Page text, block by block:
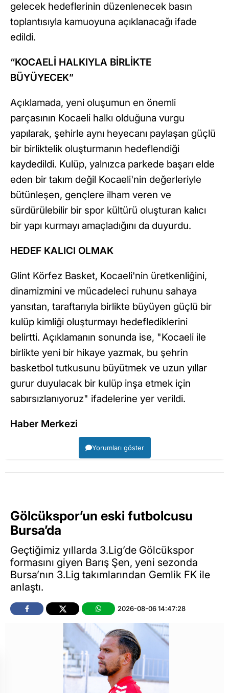
gelecek hedeflerinin düzenlenecek basın
toplantısıyla kamuoyuna açıklanacağı ifade
edildi.
“KOCAELİ HALKIYLA BİRLİKTE
BÜYÜYECEK”
Açıklamada, yeni oluşumun en önemli
parçasının Kocaeli halkı olduğuna vurgu
yapılarak, şehirle aynı heyecanı paylaşan güçlü
bir birliktelik oluşturmanın hedeflendiği
kaydedildi. Kulüp, yalnızca parkede başarı elde
eden bir takım değil Kocaeli'nin değerleriyle
bütünleşen, gençlere ilham veren ve
sürdürülebilir bir spor kültürü oluşturan kalıcı
bir yapı kurmayı amaçladığını da duyurdu.
HEDEF KALICI OLMAK
Glint Körfez Basket, Kocaeli'nin üretkenliğini,
dinamizmini ve mücadeleci ruhunu sahaya
yansıtan, taraftarıyla birlikte büyüyen güçlü bir
kulüp kimliği oluşturmayı hedeflediklerini
belirtti. Açıklamanın sonunda ise, "Kocaeli ile
birlikte yeni bir hikaye yazmak, bu şehrin
basketbol tutkusunu büyütmek ve uzun yıllar
gurur duyulacak bir kulüp inşa etmek için
sabırsızlanıyoruz" ifadelerine yer verildi.
Haber Merkezi
Yorumları göster
Gölcükspor’un eski futbolcusu
Bursa’da
Geçtiğimiz yıllarda 3.Lig’de Gölcükspor
formasını giyen Barış Şen, yeni sezonda
Bursa’nın 3.Lig takımlarından Gemlik FK ile
anlaştı.
2026-08-06 14:47:28